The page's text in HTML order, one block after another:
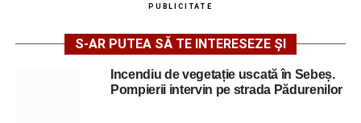
PUBLICITATE
S-AR PUTEA SĂ TE INTERESEZE ȘI
Incendiu de vegetație uscată în Sebeș.
Pompierii intervin pe strada Pădurenilor